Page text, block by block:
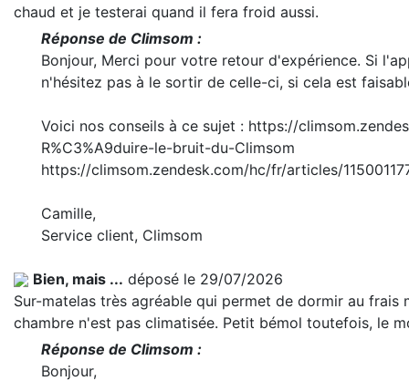
chaud et je testerai quand il fera froid aussi.
Réponse de Climsom :
Bonjour, Merci pour votre retour d'expérience. Si
n'hésitez pas à le sortir de celle-ci, si cela est
Voici nos conseils à ce sujet : https://
R%C3%A9duire-le-bruit-du-Climsom
https://climsom.zendesk.com/hc/fr/articles/
Camille,
Service client, Climsom
Bien, mais ... déposé le 29/07/2026
Sur-matelas très agréable qui permet de dormir au
chambre n'est pas climatisée. Petit bémol toutefois, le
Réponse de Climsom :
Bonjour,